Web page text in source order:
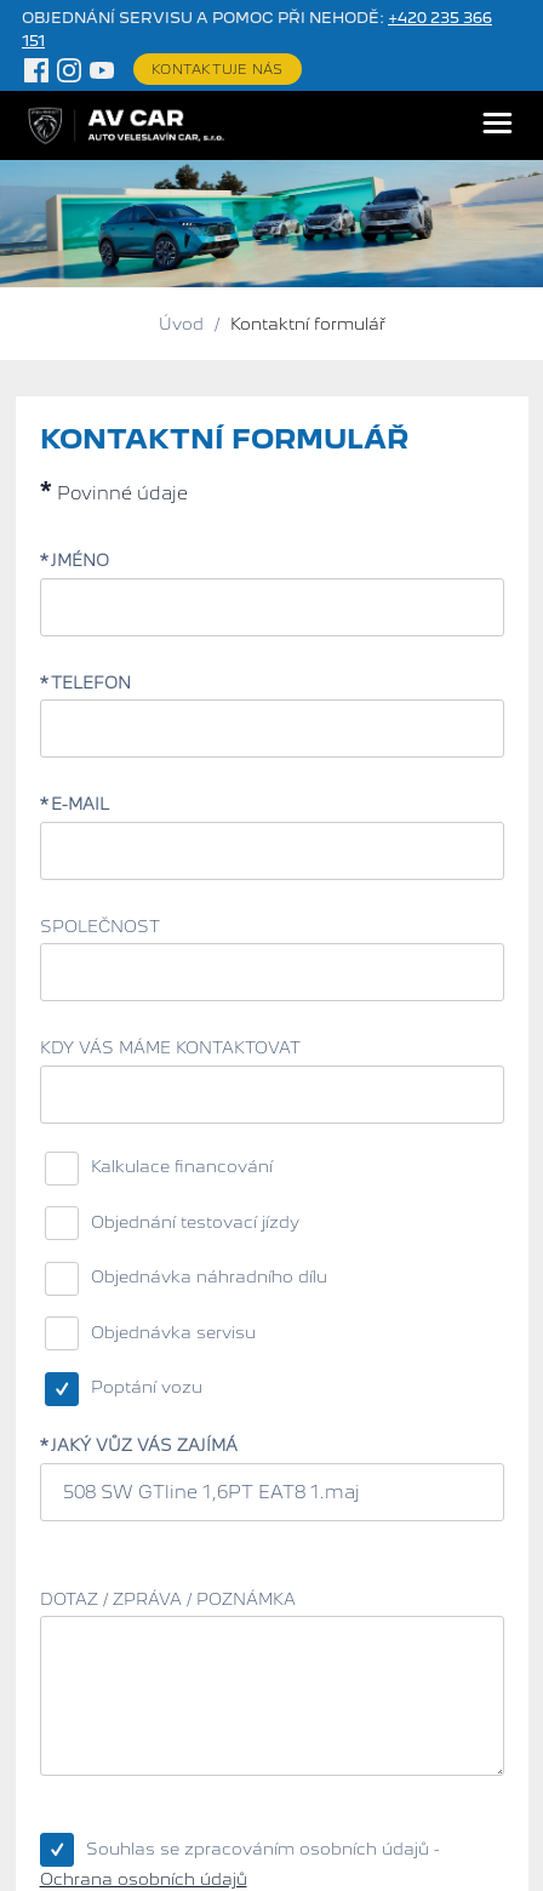
OBJEDNÁNÍ SERVISU A POMOC PŘI NEHODĚ: +420 235 366
151
KONTAKTUJE NÁS
Úvod / Kontaktní formulář
KONTAKTNÍ FORMULÁŘ
* Povinné údaje
JMÉNO
TELEFON
E-MAIL
SPOLEČNOST
KDY VÁS MÁME KONTAKTOVAT
Kalkulace financování
Objednání testovací jízdy
Objednávka náhradního dílu
Objednávka servisu
Poptání vozu
JAKÝ VŮZ VÁS ZAJÍMÁ
DOTAZ / ZPRÁVA / POZNÁMKA
Souhlas se zpracováním osobních údajů -
Ochrana osobních údajů